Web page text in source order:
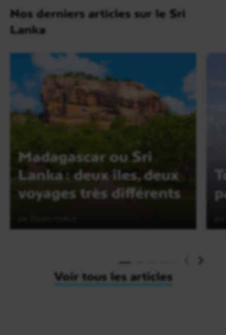
Nos derniers articles sur le Sri
Lanka
Madagascar ou Sri
Lanka : deux îles, deux
voyages très différents
Voir tous les articles